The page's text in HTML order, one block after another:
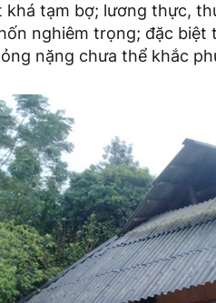
khá tạm bợ; lương thực,
nghiêm trọng; đặc biệt
nặng chưa thể khắc